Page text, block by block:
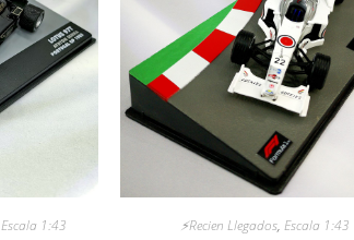
Escala 1:43 ⚡Recien Llegados, Escala 1:43